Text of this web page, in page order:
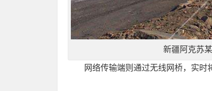
新疆阿克苏
网络传输端则通过无线网桥，实时